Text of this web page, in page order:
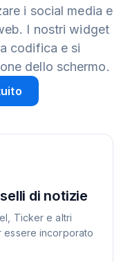
i social media e
I nostri widget
codifica e si
dello schermo.
di notizie
Ticker e altri
essere incorporato